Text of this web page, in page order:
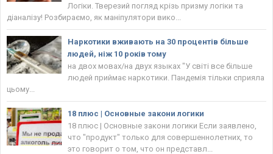
Логіки. Тверезий погляд крізь призму логіки та
діаналізу! Розбираємо, як маніпулятори вико...
Наркотики вживають на 30 процентів більше
людей, ніж 10 років тому
на двох мовах/на двух языках "У світі все більше
людей приймає наркотики. Пандемія тільки сприяла
цьому...
18 плюс | Основные закони логики
18 плюс | Основные закони логики Если заявлено,
что "продукт" только для совершеннолетних, то
это говорит о том, что он представл...